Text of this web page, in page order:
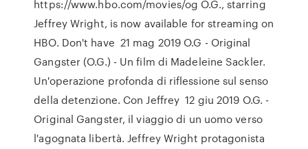
https://www.hbo.com/movies/og O.G., starring
Jeffrey Wright, is now available for streaming on
HBO. Don't have 21 mag 2019 O.G - Original
Gangster (O.G.) - Un film di Madeleine Sackler.
Un'operazione profonda di riflessione sul senso
della detenzione. Con Jeffrey 12 giu 2019 O.G. -
Original Gangster, il viaggio di un uomo verso
l'agognata libertà. Jeffrey Wright protagonista